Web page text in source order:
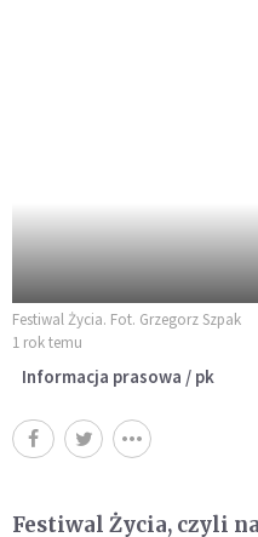
Festiwal Życia. Fot. Grzegorz Szpak
1 rok temu
Informacja prasowa / pk
Festiwal Życia, czyli